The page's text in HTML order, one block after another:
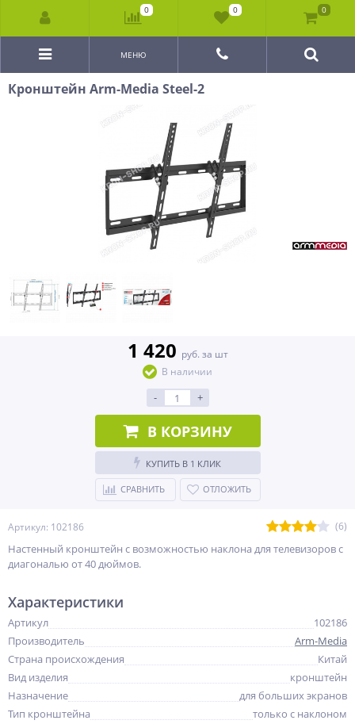
МЕНЮ
Кронштейн Arm-Media Steel-2
Артикул: 102186 (6)
Настенный кронштейн с возможностью наклона для телевизоров с
диагональю от 40 дюймов.
1 420 руб. за шт
В наличии
- +
В КОРЗИНУ
КУПИТЬ В 1 КЛИК
СРАВНИТЬ ОТЛОЖИТЬ
Характеристики
Артикул
102186
Производитель
Arm-Media
Страна происхождения
Китай
Вид изделия
кронштейн
Назначение
для больших экранов
Тип кронштейна
только с наклоном
0 0 0